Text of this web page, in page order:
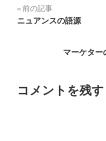
投
稿
ゲ
前の記事
ニュアンスの語源
マーケター
コメントを残す